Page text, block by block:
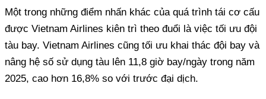
Một trong những điểm nhấn khác của quá trình tái cơ cấu
được Vietnam Airlines kiên trì theo đuổi là việc tối ưu đội
tàu bay. Vietnam Airlines cũng tối ưu khai thác đội bay và
nâng hệ số sử dụng tàu lên 11,8 giờ bay/ngày trong năm
2025, cao hơn 16,8% so với trước đại dịch.